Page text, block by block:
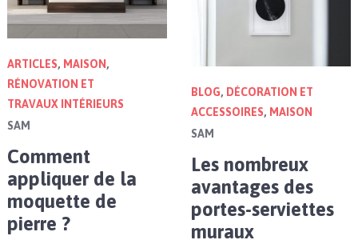
ARTICLES, MAISON ,
RÉNOVATION ET
TRAVAUX INTÉRIEURS
SAM
Comment
appliquer de la
moquette de
pierre ?
BLOG, DÉCORATION ET
ACCESSOIRES, MAISON
SAM
Les nombreux
avantages des
portes-serviettes
muraux